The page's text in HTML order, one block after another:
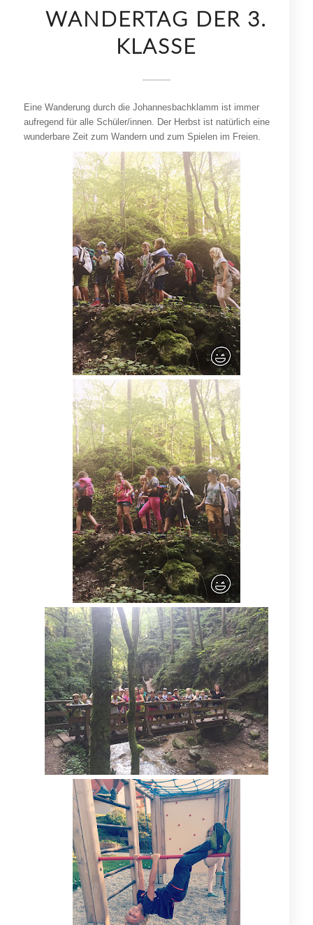
WANDERTAG DER 3.
KLASSE
Eine Wanderung durch die Johannesbachklamm ist immer
aufregend für alle Schüler/innen. Der Herbst ist natürlich eine
wunderbare Zeit zum Wandern und zum Spielen im Freien.